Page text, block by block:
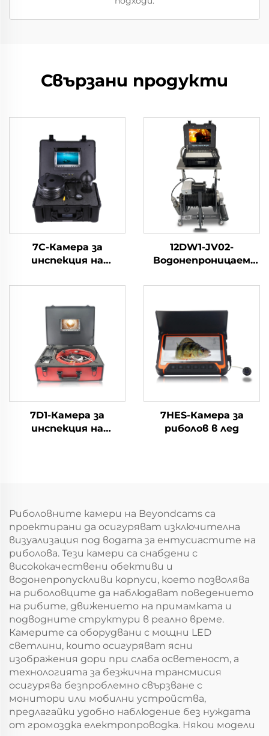
Свързани продукти
7C-Камера за
инспекция на
12DW1-JV02-
Водонепроницаем
дълбока вода
7D1-Камера за
инспекция на
7HES-Камера за
риболов в лед
Риболовните камери на Beyondcams са
проектирани да осигуряват изключителна
визуализация под водата за ентусиастите на
риболова. Тези камери са снабдени с
висококачествени обективи и
водонепропускливи корпуси, което позволява
на риболовците да наблюдават поведението
на рибите, движението на примамката и
подводните структури в реално време.
Камерите са оборудвани с мощни LED
светлини, които осигуряват ясни
изображения дори при слаба осветеност, а
технологията за безжична трансмисия
осигурява безпроблемно свързване с
монитори или мобилни устройства,
предлагайки удобно наблюдение без нуждата
от громоздка електропроводка. Някои модели